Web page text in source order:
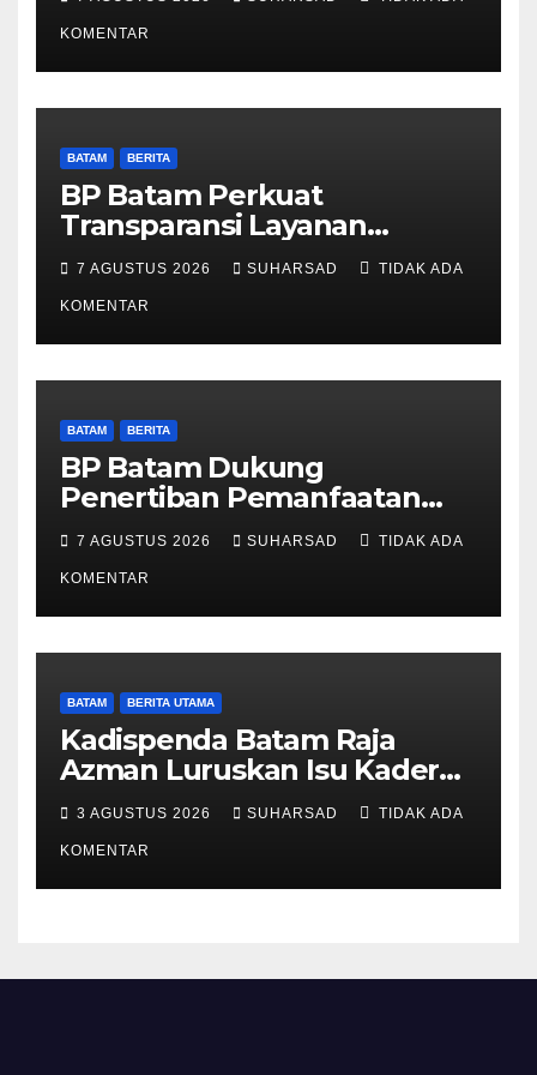
Pelayanan dan Ketersediaan
Obat Aman
KOMENTAR
BATAM BERITA
BP Batam Perkuat
Transparansi Layanan
Pertanahan, Alokasi Tanah
Reguler Segera Hadir Melalui
LMS
7 AGUSTUS 2026 SUHARSAD TIDAK ADA
KOMENTAR
BATAM BERITA
BP Batam Dukung
Penertiban Pemanfaatan
Ruang Laut Sesuai
Ketentuan Peraturan
Perundang-undangan
7 AGUSTUS 2026 SUHARSAD TIDAK ADA
KOMENTAR
BATAM BERITA UTAMA
Kadispenda Batam Raja
Azman Luruskan Isu Kader
Pajak RT/RW: Bukan Petugas
Pajak Permanen, Hanya
Pendataan untuk Digitalisasi
hingga 2030
3 AGUSTUS 2026 SUHARSAD TIDAK ADA
KOMENTAR